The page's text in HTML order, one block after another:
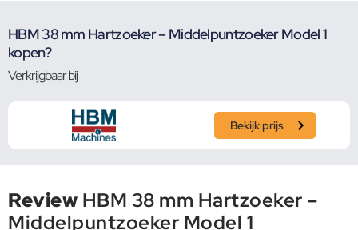
HBM 38 mm Hartzoeker – Middelpuntzoeker Model 1
kopen?
Verkrijgbaar bij
Bekijk prijs
Review HBM 38 mm Hartzoeker –
Middelpuntzoeker Model 1